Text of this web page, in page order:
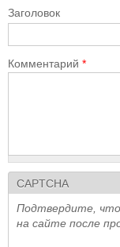
Заголовок
Комментарий *
CAPTCHA
Подтвердите,
на сайте после